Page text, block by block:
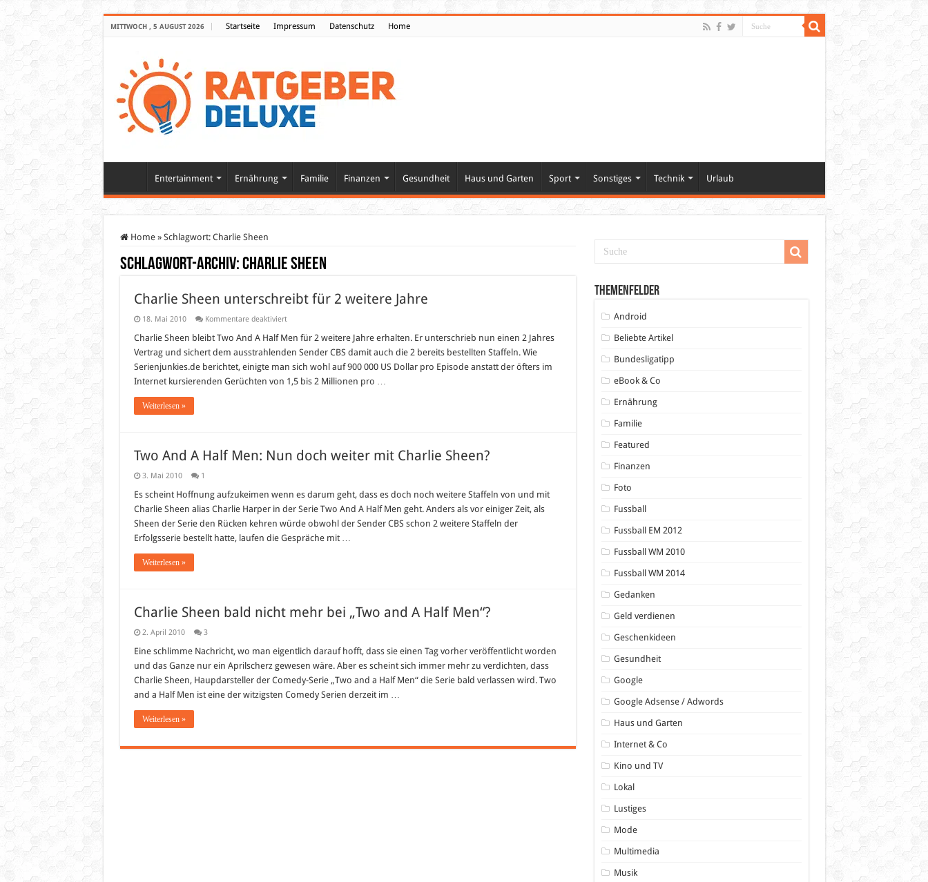
MITTWOCH , 5 AUGUST 2026 Startseite Impressum Datenschutz Home
Entertainment Ernährung Familie Finanzen Gesundheit Haus und Garten Sport Sonstiges Technik Urlaub
Home » Schlagwort: Charlie Sheen
Schlagwort-Archiv:Charlie Sheen
Charlie Sheen unterschreibt für 2 weitere Jahre
18. Mai 2010 Kommentare deaktiviertfür
Sheen
für
2
weitere
Jahre
Charlie Sheen bleibt Two And A Half Men für 2 weitere Jahre erhalten. Er unterschrieb nun einen 2 Jahres
Vertrag und sichert dem ausstrahlenden Sender CBS damit auch die 2 bereits bestellten Staffeln. Wie
Serienjunkies.de berichtet, einigte man sich wohl auf 900 000 US Dollar pro Episode anstatt der öfters im
Internet kursierenden Gerüchten von 1,5 bis 2 Millionen pro …
Weiterlesen »
Two And A Half Men: Nun doch weiter mit Charlie Sheen?
3. Mai 2010 1
Es scheint Hoffnung aufzukeimen wenn es darum geht, dass es doch noch weitere Staffeln von und mit
Charlie Sheen alias Charlie Harper in der Serie Two And A Half Men geht. Anders als vor einiger Zeit, als
Sheen der Serie den Rücken kehren würde obwohl der Sender CBS schon 2 weitere Staffeln der
Erfolgsserie bestellt hatte, laufen die Gespräche mit …
Weiterlesen »
Charlie Sheen bald nicht mehr bei „Two and A Half Men“?
2. April 2010 3
Eine schlimme Nachricht, wo man eigentlich darauf hofft, dass sie einen Tag vorher veröffentlicht worden
und das Ganze nur ein Aprilscherz gewesen wäre. Aber es scheint sich immer mehr zu verdichten, dass
Charlie Sheen, Haupdarsteller der Comedy-Serie „Two and a Half Men“ die Serie bald verlassen wird. Two
and a Half Men ist eine der witzigsten Comedy Serien derzeit im …
Weiterlesen »
Themenfelder
Android
Beliebte Artikel
Bundesligatipp
eBook & Co
Ernährung
Familie
Featured
Finanzen
Foto
Fussball
Fussball EM 2012
Fussball WM 2010
Fussball WM 2014
Gedanken
Geld verdienen
Geschenkideen
Gesundheit
Google
Google Adsense / Adwords
Haus und Garten
Internet & Co
Kino und TV
Lokal
Lustiges
Mode
Multimedia
Musik